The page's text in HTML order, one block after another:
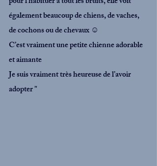
également beaucoup de chiens, de vaches,
de cochons ou de chevaux ☺️
C’est vraiment une petite chienne adorable
et aimante
Je suis vraiment très heureuse de l’avoir
adopter "